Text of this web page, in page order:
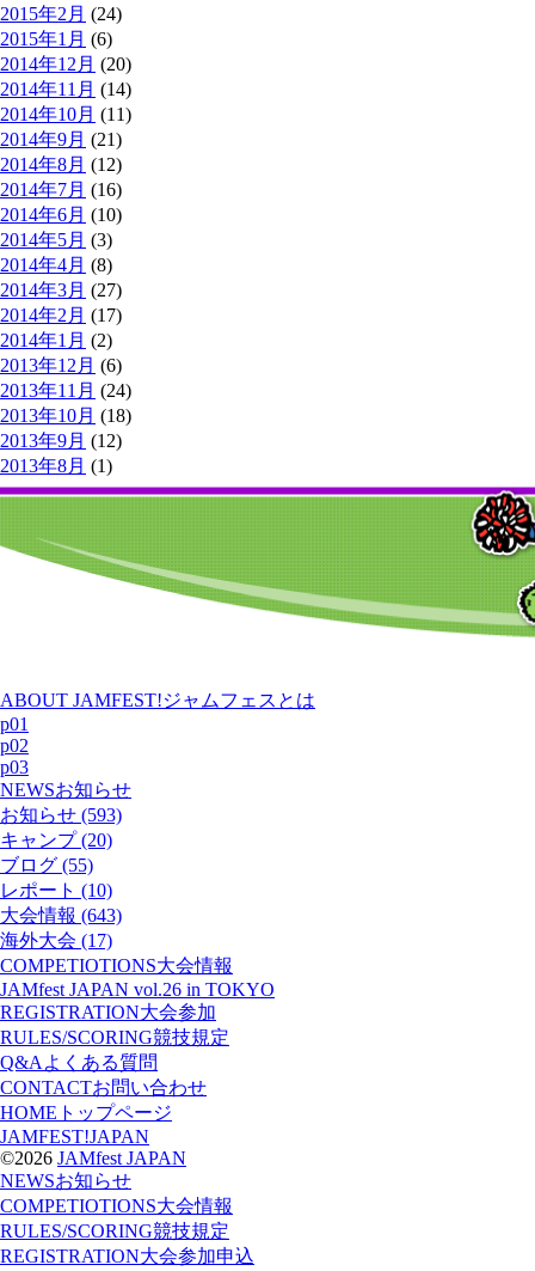
2015年2月 (24)
2015年1月 (6)
2014年12月 (20)
2014年11月 (14)
2014年10月 (11)
2014年9月 (21)
2014年8月 (12)
2014年7月 (16)
2014年6月 (10)
2014年5月 (3)
2014年4月 (8)
2014年3月 (27)
2014年2月 (17)
2014年1月 (2)
2013年12月 (6)
2013年11月 (24)
2013年10月 (18)
2013年9月 (12)
2013年8月 (1)
ABOUT JAMFEST!ジャムフェスとは
p01
p02
p03
NEWSお知らせ
お知らせ (593)
キャンプ (20)
ブログ (55)
レポート (10)
大会情報 (643)
海外大会 (17)
COMPETIOTIONS大会情報
JAMfest JAPAN vol.26 in TOKYO
REGISTRATION大会参加
RULES/SCORING競技規定
Q&A よくある質問
CONTACTお問い合わせ
HOME トップページ
JAMFEST!JAPAN
©2026 JAMfest JAPAN
NEWSお知らせ
COMPETIOTIONS大会情報
RULES/SCORING競技規定
REGISTRATION大会参加申込